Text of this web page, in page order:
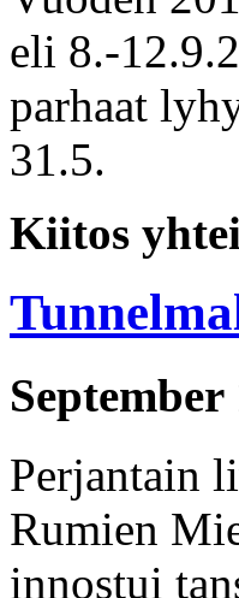
eli 8.-
parhaat
31.5.
Kiitos
September
Perjantain
Rumien
innostui